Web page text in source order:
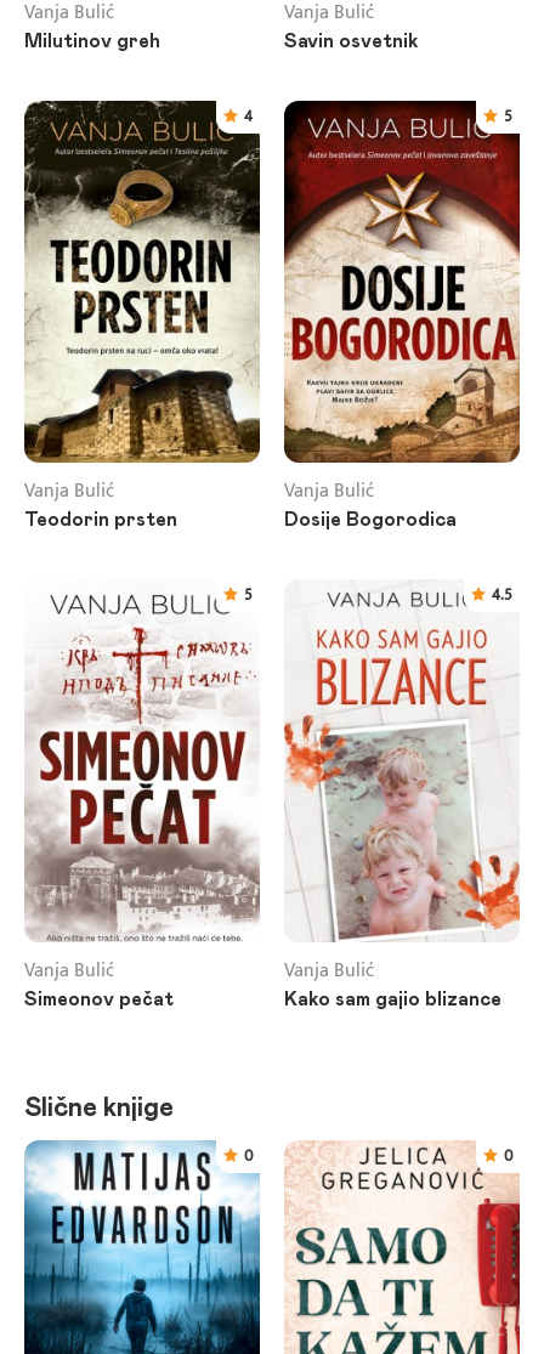
Vanja Bulić
Milutinov greh
Vanja Bulić
Savin osvetnik
4
Vanja Bulić
Teodorin prsten
5
Vanja Bulić
Dosije Bogorodica
5
Vanja Bulić
Simeonov pečat
4.5
Vanja Bulić
Kako sam gajio blizance
Slične knjige
0
0